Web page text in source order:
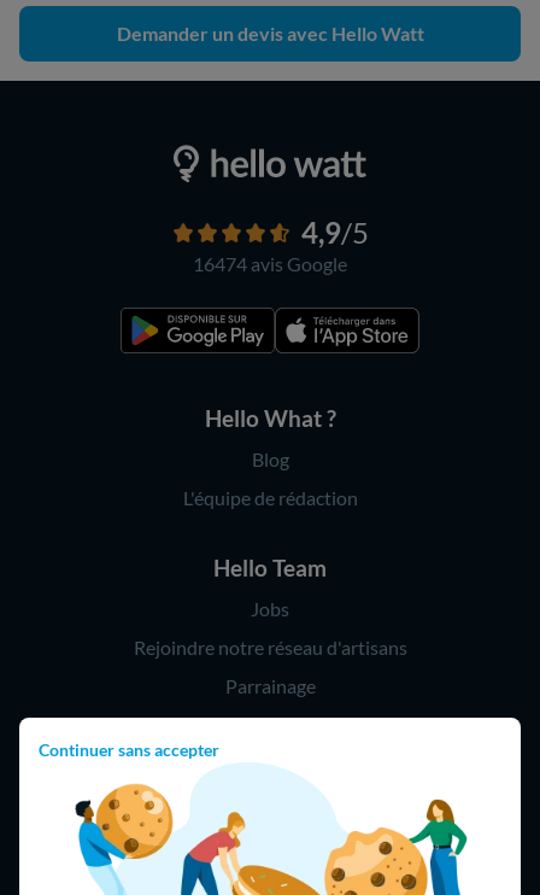
Continuer sans accepter
Demander un devis avec Hello Watt
4,9/5
16474 avis Google
Hello What ?
Blog
L'équipe de rédaction
Hello Team
Jobs
Rejoindre notre réseau d'artisans
Parrainage
Hello !
09 75 18 60 60
(8h-21h)
75018 Paris